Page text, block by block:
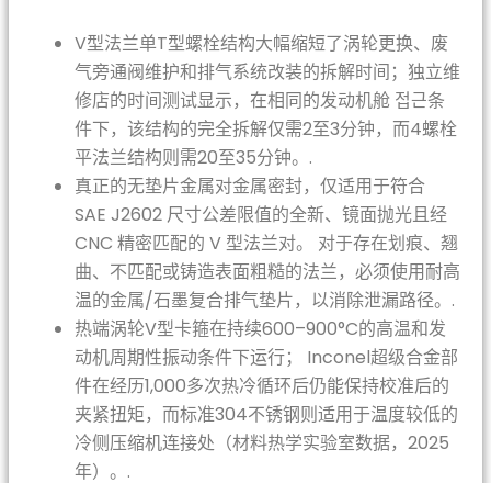
V型法兰单T型螺栓结构大幅缩短了涡轮更换、废
气旁通阀维护和排气系统改装的拆解时间；独立维
修店的时间测试显示，在相同的发动机舱 접근条
件下，该结构的完全拆解仅需2至3分钟，而4螺栓
平法兰结构则需20至35分钟。.
真正的无垫片金属对金属密封，仅适用于符合
SAE J2602 尺寸公差限值的全新、镜面抛光且经
CNC 精密匹配的 V 型法兰对。 对于存在划痕、翘
曲、不匹配或铸造表面粗糙的法兰，必须使用耐高
温的金属/石墨复合排气垫片，以消除泄漏路径。.
热端涡轮V型卡箍在持续600–900°C的高温和发
动机周期性振动条件下运行； Inconel超级合金部
件在经历1,000多次热冷循环后仍能保持校准后的
夹紧扭矩，而标准304不锈钢则适用于温度较低的
冷侧压缩机连接处（材料热学实验室数据，2025
年）。.